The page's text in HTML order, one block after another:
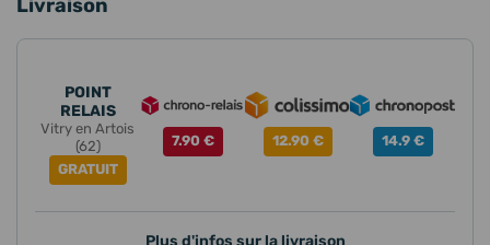
Livraison
POINT
RELAIS
Vitry en Artois
(62)
GRATUIT
7.90 € 12.90 € 14.9 €